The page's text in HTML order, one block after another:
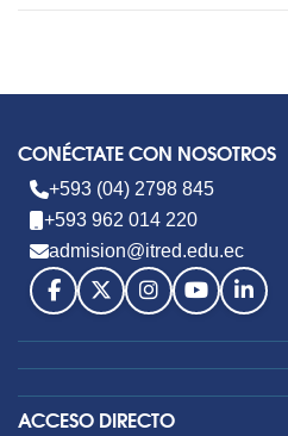
CONÉCTATE CON NOSOTROS
+593 (04) 2798 845
+593 962 014 220
admision@itred.edu.ec
ACCESO DIRECTO